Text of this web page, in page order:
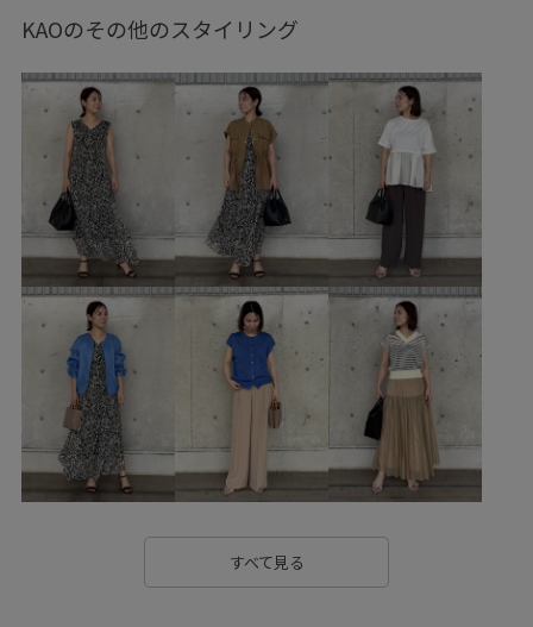
シャツ/ブラウス スカート バッグ
2WAYで使える BOAT_BAG E'POR_medium
EPOR_INSTAGRAM2 popup0206 RainGoods
ROPÉ BLOUSE ROPÉ TOPS
ROPÉ_RECOMMEND BOTTOMS ROPÉ_SETUP
ROPÉ_オフィスカジュアル ROPÉ_シアートップス
ROPÉ_美人スカート setup_pickup Spring BLOUSE
Sサイズフェア対象 Wbag_pickup
【E'POR】 きちんと感 きれいめ
きれいめカジュアル たっぷり入る アシンメトリー
カジュアル
シワになりにくい ジャケット
KAOのその他のスタイリング
すべて見る